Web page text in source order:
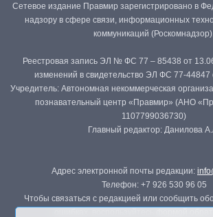
Сетевое издание Правмир зарегистрировано в
надзору в сфере связи, информационных
коммуникаций
Реестровая запись ЭЛ № ФС 77 – 85438 от
изменений в свидетельство ЭЛ ФС 77-44847
Учредитель: Автономная некоммерческая
познавательный центр «Правмир» (АНО
1107799036730)
Главный редактор: Данилова
Адрес электронной почты редакции:
Телефон: +7 926 530 96 05
Чтобы связаться с редакцией или сообщить